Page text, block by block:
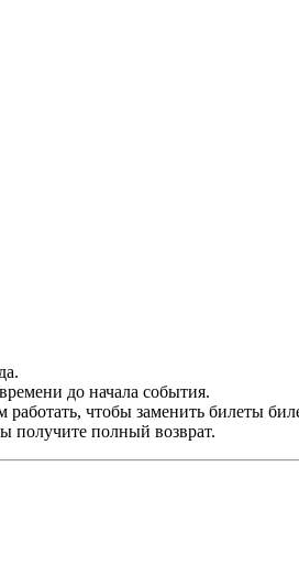
до начала события.
чтобы заменить билеты
получите полный возврат.